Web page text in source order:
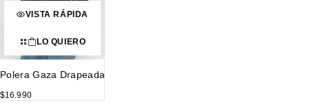
VISTA RÁPIDA
LO QUIERO
Polera Gaza Drapeada
$16.990